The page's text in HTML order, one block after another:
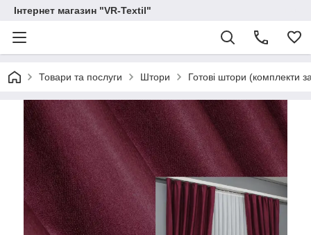
Інтернет магазин "VR-Textil"
Товари та послуги Штори Готові штори (комплекти